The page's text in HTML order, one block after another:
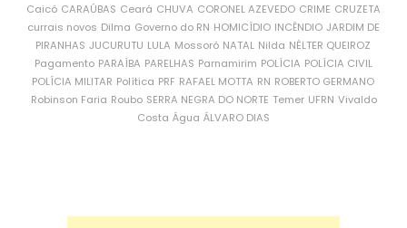
Caicó CARAÚBAS Ceará CHUVA CORONEL AZEVEDO CRIME CRUZETA
currais novos Dilma Governo do RN HOMICÍDIO INCÊNDIO JARDIM DE
PIRANHAS JUCURUTU LULA Mossoró NATAL Nilda NÉLTER QUEIROZ
Pagamento PARAÍBA PARELHAS Parnamirim POLÍCIA POLÍCIA CIVIL
POLÍCIA MILITAR Política PRF RAFAEL MOTTA RN ROBERTO GERMANO
Robinson Faria Roubo SERRA NEGRA DO NORTE Temer UFRN Vivaldo
Costa Água ÁLVARO DIAS